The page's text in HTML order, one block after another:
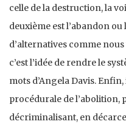
celle de la destruction, la
deuxième est l’abandon
d’alternatives comme
c’est l’idée de rendre le
mots d’Angela Davis.
procédurale de l’abolition,
décriminalisant, en